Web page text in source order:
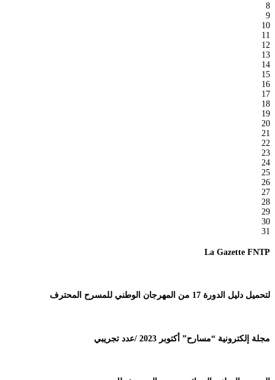
8
9
10
11
12
13
14
15
16
17
18
19
20
21
22
23
24
25
26
27
28
29
30
31
La Gazette FNTP
لتحميل دليل الدورة 17 من المهرجان الوطني للمسرح المحترف
مجلة إلكترونية “مسارح” أكتوبر 2023 /عدد تجريبي